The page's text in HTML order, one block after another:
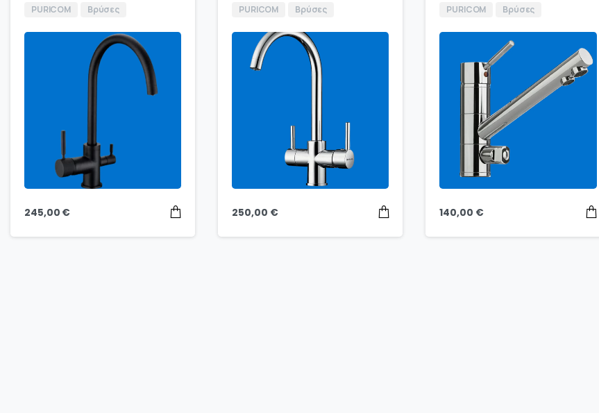
PURICOM Βρύσες
245,00 €
PURICOM Βρύσες
250,00 €
PURICOM Βρύσες
140,00 €